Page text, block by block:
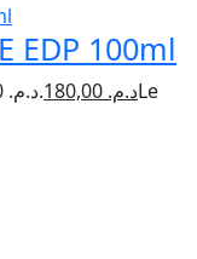
EDP 100ml
Le prix initial était : د.م. 250,00. د.م.Le